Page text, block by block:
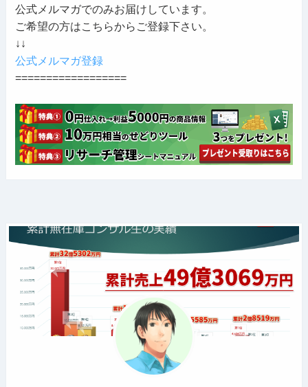
公式メルマガでのみお届けしています。
ご希望の方はこちらからご登録下さい。
↓↓
公式メルマガ登録
==================